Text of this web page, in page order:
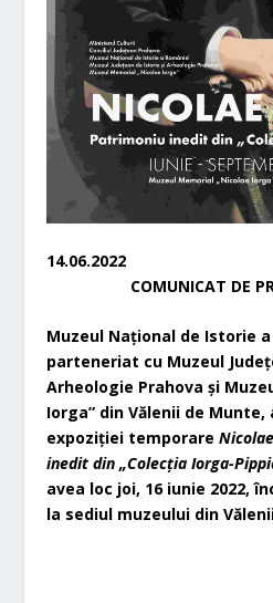
COMUNICAT DE
Muzeul Național de Istorie
parteneriat cu Muzeul
Arheologie Prahova și
Iorga” din Vălenii de
expoziției temporare
inedit din „Colecția Iorga-
avea loc joi, 16 iunie 2022,
la sediul muzeului din